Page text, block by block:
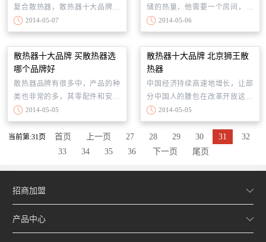
复合散热器，散热器十大品牌之
一。不仅为消费者提供优质采暖
散热器，同时还普及家用采暖散
热器使用常识。
2014-05-07
储的热量，他需要一个房间，转
移剩下的，他可能驯服日期为锅
炉系统的可悲的温度控制。于
是，他建立了一个电子载货散热
器罩在他的公寓在2011年所谓的
温馨。而不是调节蒸汽进入散热
器的水平，该设备提高了热量分
布到一个房间。用于整个建筑，
舒适的站立哄锅炉系统中燃烧少
油和产生更少的污染。
2014-05-06
散热器十大品牌 买散热器选
哪个品牌好
散热器品牌有很多中，产品的种
类也非常的多，其零配件和安装
等相关的问题也是非常需要使用
者注意的。消费者不管是在选
购、安装还是使用采暖散热器火
箭的时候都需要明白，买散热器
2014-05-05
散热器十大品牌 北京狮王散
热器
中国经济持续高速地增长，让部
分中国人的腰包在改革开放这十
年里鼓了起来，变化的不仅是钱
包，消费者的品牌意识也发生了
改变。在采暖散热器行业里，相
较于之前只重视散热器产品质量
为了很多消费者选购散热器时非
2014-05-05
当前第:31页 首页 上一页 27 28 29 30 31
32
33
34 35 36 下一页 尾页
招商加盟
产品中心